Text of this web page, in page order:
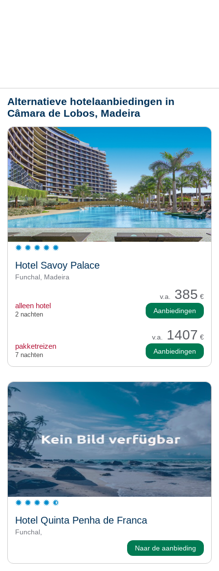
Alternatieve hotelaanbiedingen in
Câmara de Lobos, Madeira
Hotel Savoy Palace
Funchal, Madeira
v.a. 385 €
alleen hotel
2 nachten Aanbiedingen
v.a. 1407 €
pakketreizen
7 nachten Aanbiedingen
Hotel Quinta Penha de Franca
Funchal,
Naar de aanbieding